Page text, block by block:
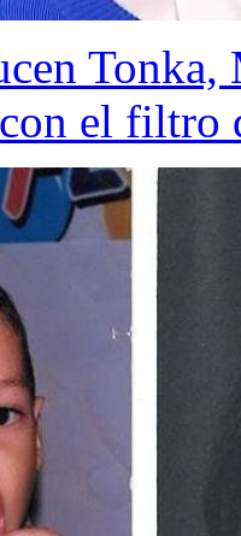
Tonka,
el filtro